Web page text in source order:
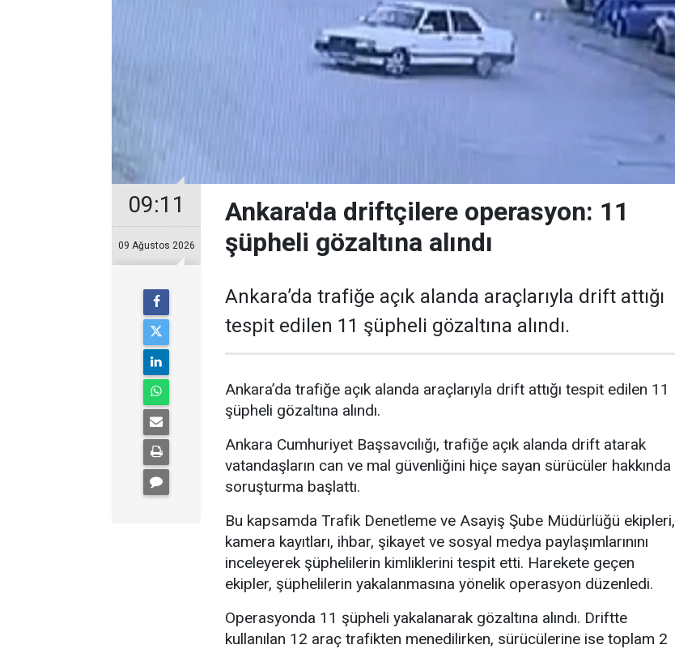
09:11
09 Ağustos 2026
Ankara'da driftçilere operasyon: 11
şüpheli gözaltına alındı
Ankara’da trafiğe açık alanda araçlarıyla drift attığı
tespit edilen 11 şüpheli gözaltına alındı.
Ankara’da trafiğe açık alanda araçlarıyla drift attığı tespit edilen 11
şüpheli gözaltına alındı.
Ankara Cumhuriyet Başsavcılığı, trafiğe açık alanda drift atarak
vatandaşların can ve mal güvenliğini hiçe sayan sürücüler hakkında
soruşturma başlattı.
Bu kapsamda Trafik Denetleme ve Asayiş Şube Müdürlüğü ekipleri,
kamera kayıtları, ihbar, şikayet ve sosyal medya paylaşımlarınını
inceleyerek şüphelilerin kimliklerini tespit etti. Harekete geçen
ekipler, şüphelilerin yakalanmasına yönelik operasyon düzenledi.
Operasyonda 11 şüpheli yakalanarak gözaltına alındı. Driftte
kullanılan 12 araç trafikten menedilirken, sürücülerine ise toplam 2